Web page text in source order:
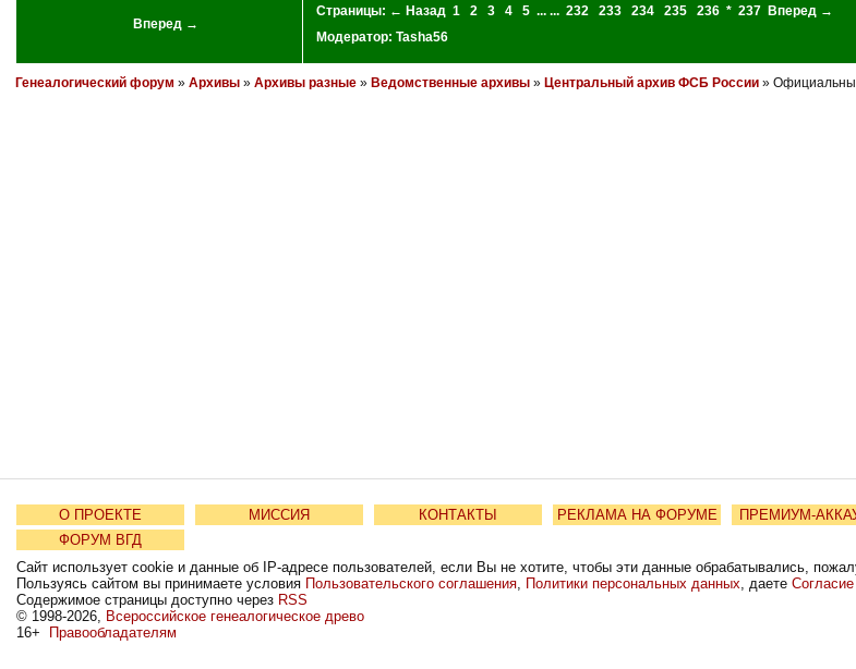
Вперед →
Страницы: ← Назад 1 2 3 4 5 ... ... 232 233 234 235 236 * 237
Вперед →
Модератор: Tasha56
Генеалогический форум » Архивы» Архивы разные» Ведомственные архивы» Центральный архив ФСБ России»
О ПРОЕКТЕ МИССИЯ КОНТАКТЫ РЕКЛАМА НА ФОРУМЕ ПРЕМИУМ-
ФОРУМ ВГД
Сайт использует cookie и данные об IP-адресе пользователей, если Вы не хотите, чтобы эти данные обрабатывались,
Пользуясь сайтом вы принимаете условия Пользовательского соглашения, Политики персональных данных, даете
Содержимое страницы доступно через RSS
© 1998-2026, Всероссийское генеалогическое древо
16+
Правообладателям